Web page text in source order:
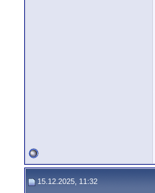
15.12.2025, 11:32